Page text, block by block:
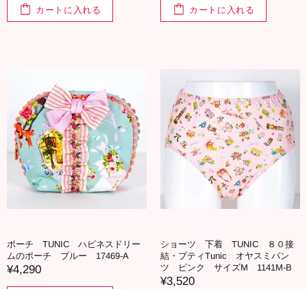
カートに入れる カートに入れる
ポーチ TUNIC ハピネスドリー
ムのポーチ ブルー 17469-A
¥4,290
ショーツ 下着 TUNIC ８０接
結・プティTunic オヤスミパン
ツ ピンク サイズM 1141M-B
¥3,520